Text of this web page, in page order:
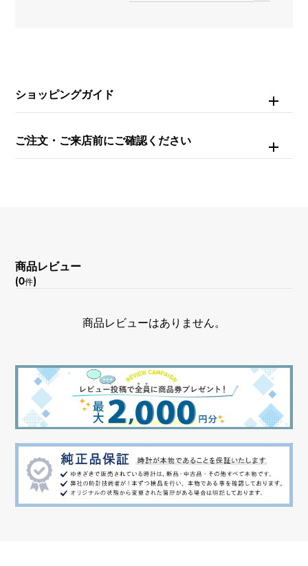
ショッピングガイド
ご注文・ご来店前にご確認ください
商品レビュー
(0件)
商品レビューはありません。